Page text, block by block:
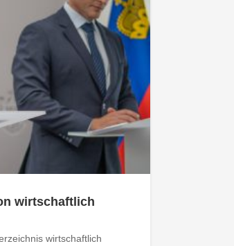
wirtschaftlich
wirtschaftlich